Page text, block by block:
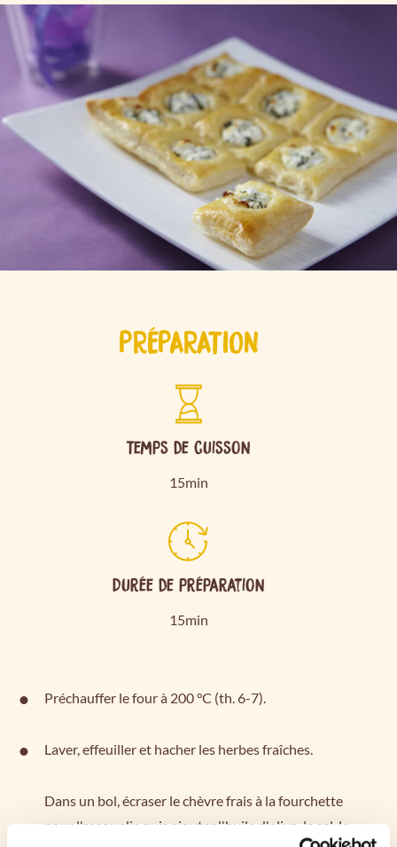
PRÉPARATION
Temps de cuisson
15min
Durée de préparation
15min
Préchauffer le four à 200 °C (th. 6-7).
Laver, effeuiller et hacher les herbes fraîches.
Dans un bol, écraser le chèvre frais à la fourchette
pour l'assouplir, puis ajouter l'huile d'olive, le sel, le